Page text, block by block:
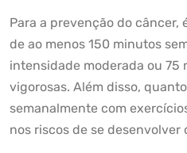
Para a prevenção do câncer,
de ao menos 150 minutos
intensidade moderada ou 75
vigorosas. Além disso,
semanalmente com
nos riscos de se desenvolver